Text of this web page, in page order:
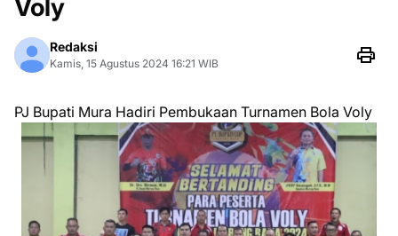
Voly
Redaksi
Kamis, 15 Agustus 2024 16:21 WIB
PJ Bupati Mura Hadiri Pembukaan Turnamen Bola Voly